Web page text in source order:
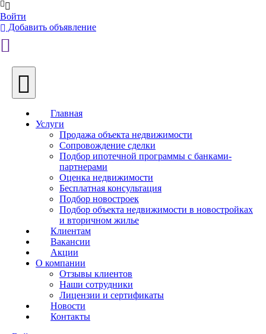
Войти
Добавить объявление
Главная
Услуги
Продажа объекта недвижимости
Сопровождение сделки
Подбор ипотечной программы с банками-
партнерами
Оценка недвижимости
Бесплатная консультация
Подбор новостроек
Подбор объекта недвижимости в новостройках
и вторичном жилье
Клиентам
Вакансии
Акции
О компании
Отзывы клиентов
Наши сотрудники
Лицензии и сертификаты
Новости
Контакты